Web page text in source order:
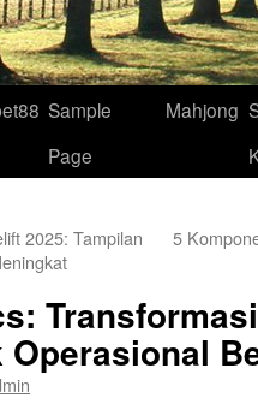
Sample
Page
Mahjong
2025: Tampilan
5
Operasional